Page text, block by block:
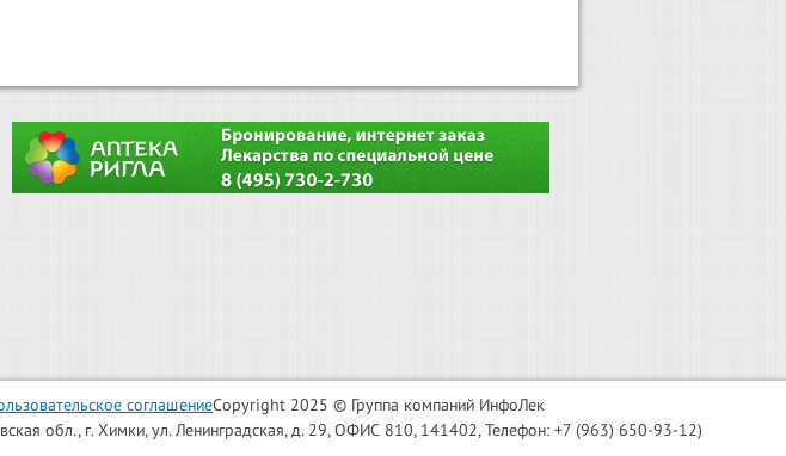
соглашениеCopyright 2025 © Группа компаний ИнфоЛек
обл., г. Химки, ул. Ленинградская, д. 29, ОФИС 810, 141402, Телефон: +7 (963) 650-93-12)